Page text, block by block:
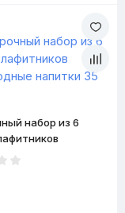
набор из 6
напитки 35 мл